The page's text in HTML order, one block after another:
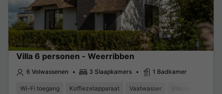
Villa 6 personen - Weerribben
6 Volwassenen 3 Slaapkamers 1 Badkamer
Wi-Fi toegang Koffiezetapparaat Vaatwasser Vriezer